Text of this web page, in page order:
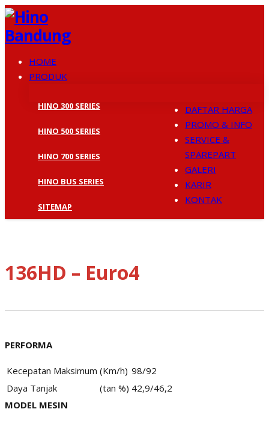
HOME
PRODUK
HINO 300 SERIES
HINO 500 SERIES
HINO 700 SERIES
HINO BUS SERIES
SITEMAP
DAFTAR HARGA
PROMO & INFO
SERVICE &
SPAREPART
GALERI
KARIR
KONTAK
136HD – Euro4
PERFORMA
Kecepatan Maksimum (Km/h) 98/92
Daya Tanjak
(tan %) 42,9/46,2
MODEL MESIN